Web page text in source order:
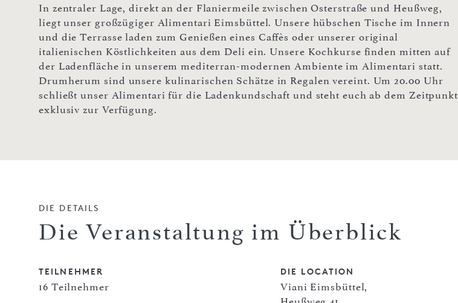
In zentraler Lage, direkt an der Flaniermeile zwischen Osterstraße und Heußweg,
liegt unser großzügiger Alimentari Eimsbüttel. Unsere hübschen Tische im Innern
und die Terrasse laden zum Genießen eines Caffès oder unserer original
italienischen Köstlichkeiten aus dem Deli ein. Unsere Kochkurse finden mitten auf
der Ladenfläche in unserem mediterran-modernen Ambiente im Alimentari statt.
Drumherum sind unsere kulinarischen Schätze in Regalen vereint. Um 20.00 Uhr
schließt unser Alimentari für die Ladenkundschaft und steht euch ab dem Zeitpunkt
exklusiv zur Verfügung.
DIE DETAILS
Die Veranstaltung im Überblick
TEILNEHMER
16 Teilnehmer
DIE LOCATION
Viani Eimsbüttel,